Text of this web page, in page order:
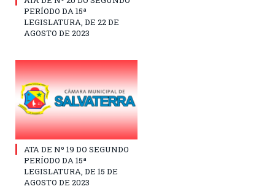
PERÍODO DA 15ª
LEGISLATURA, DE 22 DE
AGOSTO DE 2023
ATA DE Nº 19 DO SEGUNDO
PERÍODO DA 15ª
LEGISLATURA, DE 15 DE
AGOSTO DE 2023